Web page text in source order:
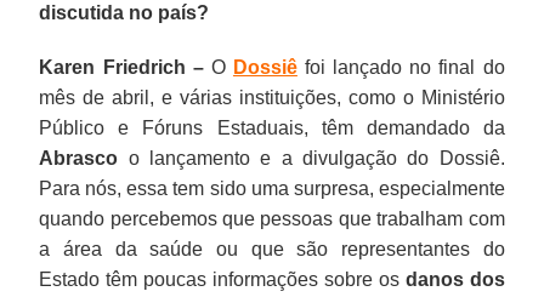
discutida no país?
Karen Friedrich –O Dossiêfoi lançado no final do
mês de abril, e várias instituições, como o Ministério
Público e Fóruns Estaduais, têm demandado da
Abrasco o lançamento e a divulgação do Dossiê.
Para nós, essa tem sido uma surpresa, especialmente
quando percebemos que pessoas que trabalham com
a área da saúde ou que são representantes do
Estado têm poucas informações sobre osdanos dos